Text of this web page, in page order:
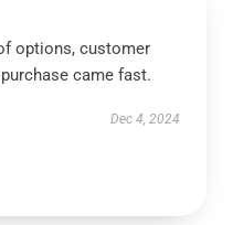
options, customer
came fast.
Dec 4, 2024